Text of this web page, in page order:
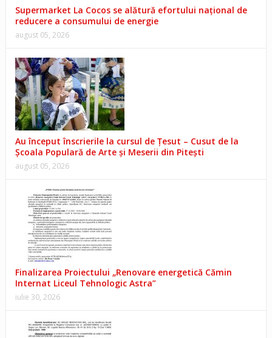
Supermarket La Cocos se alătură efortului național de
reducere a consumului de energie
august 05, 2026
Au început înscrierile la cursul de Țesut – Cusut de la
Școala Populară de Arte și Meserii din Pitești
august 05, 2026
Finalizarea Proiectului „Renovare energetică Cămin
Internat Liceul Tehnologic Astra”
iulie 30, 2026